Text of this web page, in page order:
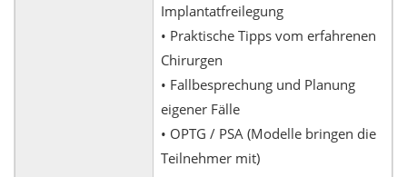
Implantatfreilegung
• Praktische Tipps vom erfahrenen
Chirurgen
• Fallbesprechung und Planung
eigener Fälle
• OPTG / PSA (Modelle bringen die
Teilnehmer mit)